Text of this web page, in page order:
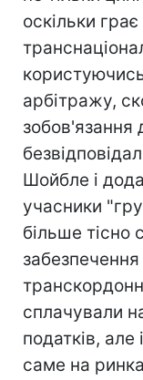
оскільки
арбітражу,
зобов'язання
Шойбле і
учасники
більше тісно
сплачували
податків, але
саме на